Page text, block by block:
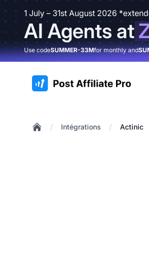
1 July – 31st August 2026
AI Agents at
Use codeSUMMER-33Mfor monthly and
:site.title
/ Intégrations / Actinic